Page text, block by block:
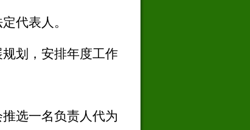
代表人。
划，安排年度工作
选一名负责人代为